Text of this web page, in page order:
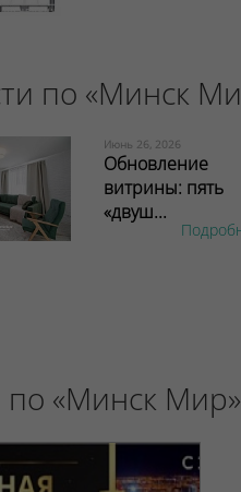
по «Минск
Июнь 26, 2026
Обновление
витрины: пять
«двуш...
по «Минск Мир»